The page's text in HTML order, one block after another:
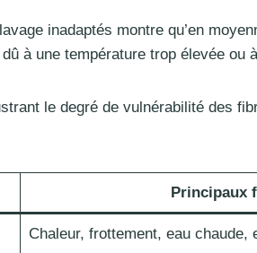
inadaptés montre qu’en
à une température trop élevée ou
le degré de vulnérabilité des
Principaux
Chaleur, frottement, eau chaude,